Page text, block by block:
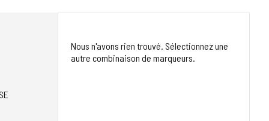
Nous n'avons rien trouvé. Sélectionnez une
autre combinaison de marqueurs.